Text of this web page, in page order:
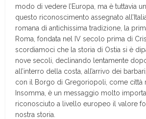
modo di vedere l’Europa, ma è tuttavia
questo riconoscimento assegnato
romana di antichissima tradizione, la
Roma, fondata nel IV secolo prima di
scordiamoci che la storia di Ostia si è
nove secoli, declinando lentamente
all’interro della costa, all’arrivo dei
con il Borgo di Gregoriopoli, come città
Insomma, è un messaggio molto
riconosciuto a livello europeo il valore
nostra storia.